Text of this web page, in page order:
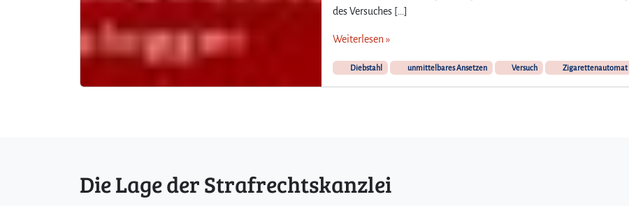
des Versuches […]
Weiterlesen »
Diebstahl unmittelbares Ansetzen Versuch Zigarettenautomat
Die Lage der Strafrechtskanzlei